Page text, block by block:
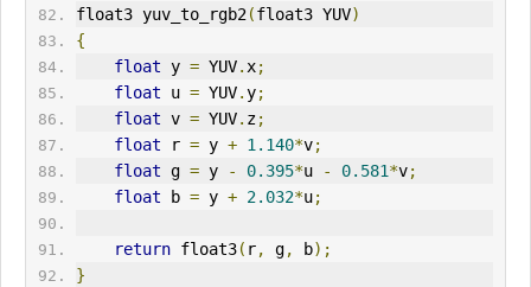
float3 yuv_to_rgb2(float3 YUV)
{
float y = YUV.x;
float u = YUV.y;
float v = YUV. z;
float r = y + 1.140*v;
float g = y - 0.395*u - 0.581*v;
float b = y + 2.032*u;
return float3( r, g, b);
}